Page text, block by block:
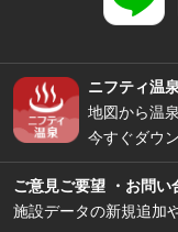
ニフティ温
地図から温
今すぐダウ
ご意見ご要望 ・お問い
施設データの新規追加